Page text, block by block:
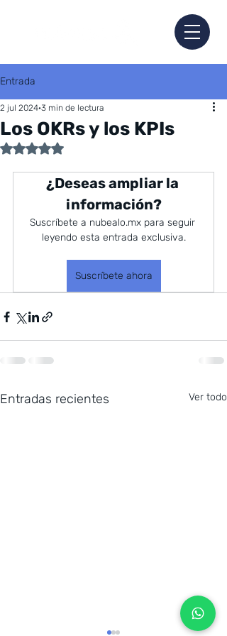
Entrada
Los OKRs y los KPIs
2 jul 2024 3 min de lectura
Obtuvo NaN de 5 estrellas.
¿Deseas ampliar la
información?
Suscríbete a nubealo.mx para seguir
leyendo esta entrada exclusiva.
Suscríbete ahora
Entradas recientes Ver todo